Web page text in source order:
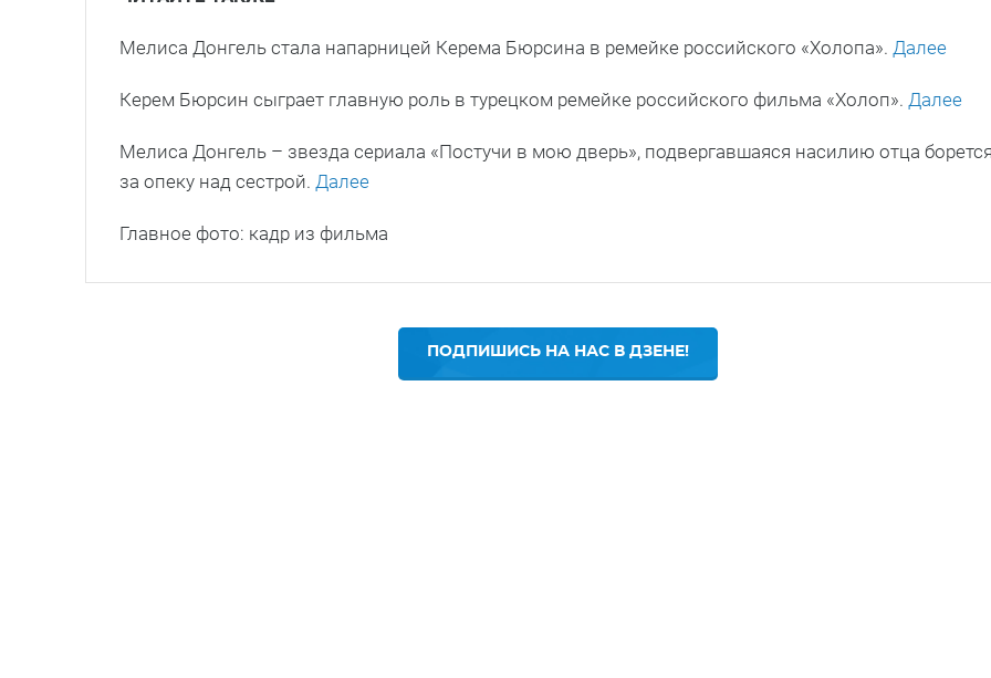
Мелиса Донгель стала напарницей Керема Бюрсина в ремейке российского «Холопа». Далее
Керем Бюрсин сыграет главную роль в турецком ремейке российского фильма «Холоп». Далее
Мелиса Донгель – звезда сериала «Постучи в мою дверь», подвергавшаяся насилию отца
за опеку над сестрой. Далее
Главное фото: кадр из фильма
ПОДПИШИСЬ НА НАС В ДЗЕНЕ!